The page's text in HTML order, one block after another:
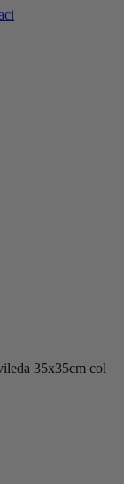
35x35cm col